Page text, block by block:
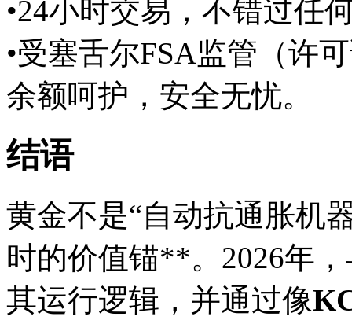
•24小时交易，不错过任
•受塞舌尔FSA监管（许
余额呵护，安全无忧。
结语
黄金不是“自动抗通胀机
时的价值锚**。2026年
其运行逻辑，并通过像